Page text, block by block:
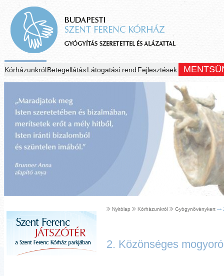
KórházunkrólBetegellátásLátogatási rend Fejlesztések
Nyitólap Kórházunkról Gyógynövénykert
2. Közönséges mogyoró